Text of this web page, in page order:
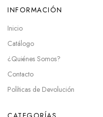
INFORMACIÓN
Inicio
Catálogo
¿Quiénes Somos?
Contacto
Políticas de Devolución